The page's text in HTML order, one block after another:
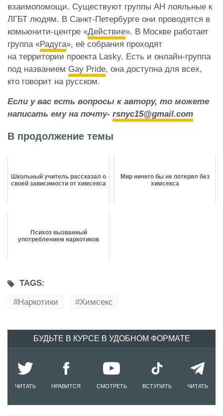
взаимопомощи. Существуют группы АН лояльные к
ЛГБТ людям. В Санкт-Петербурге они проводятся в
комьюнити-центре «Действие». В Москве работает
группа «Радуга», её собрания проходят
на территории проекта Lasky. Есть и онлайн-группа
под названием Gay Pride, она доступна для всех,
кто говорит на русском.
Если у вас есть вопросы к автору, то можете
написать ему на почту- rsnyc15@gmail.com
В продолжение темы
Школьный учитель рассказал о
своей зависимости от химсекса
Мир ничего бы не потерял без
химсекса
Психоз вызванный
употреблением наркотиков
TAGS:
Наркотики
Химсекс
БУДЬТЕ В КУРСЕ В УДОБНОМ ФОРМАТЕ
ЧИТАТЬ НРАВИТСЯ СМОТРЕТЬ ВСТУПИТЬ ЧИТАТЬ